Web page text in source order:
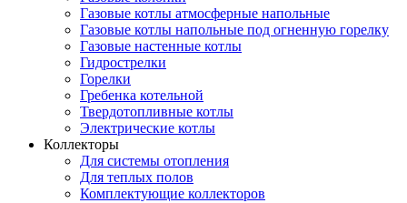
Газовые котлы атмосферные напольные
Газовые котлы напольные под огненную горелку
Газовые настенные котлы
Гидрострелки
Горелки
Гребенка котельной
Твердотопливные котлы
Электрические котлы
Коллекторы
Для системы отопления
Для теплых полов
Комплектующие коллекторов